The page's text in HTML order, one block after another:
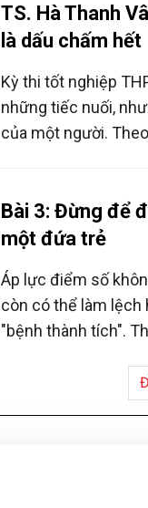
TS. Hà Thanh
là dấu chấm hết
Kỳ thi tốt nghiệp
những tiếc nuối,
của một người.
trưởng thành.
Bài 3: Đừng để
một đứa trẻ
Áp lực điểm số
còn có thể làm lệch
"bệnh thành tích".
đánh giá, coi trọng